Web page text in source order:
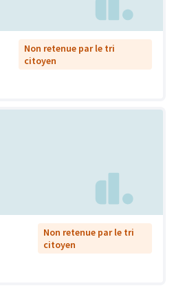
Non retenue par le tri
citoyen
Non retenue par le tri
citoyen